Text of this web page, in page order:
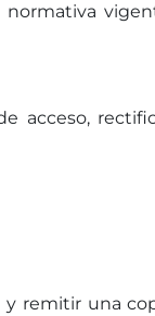
acceso,
remitir una